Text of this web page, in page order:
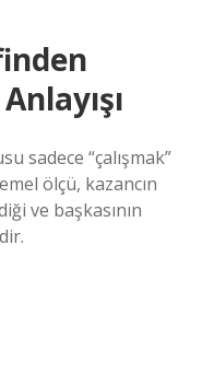
sadece “çalışmak”
ölçü, kazancın
ve başkasının